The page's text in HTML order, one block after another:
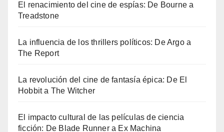
El renacimiento del cine de espías: De Bourne a
Treadstone
La influencia de los thrillers políticos: De Argo a
The Report
La revolución del cine de fantasía épica: De El
Hobbit a The Witcher
El impacto cultural de las películas de ciencia
ficción: De Blade Runner a Ex Machina